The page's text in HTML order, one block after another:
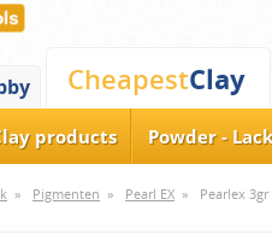
CheapestClay
products Powder - Lack
» Pigmenten » Pearl EX » Pearlex